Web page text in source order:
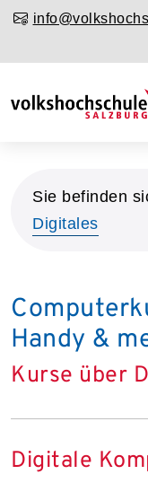
Sie befinden
Digitales
Handy &
Kurse über
Digitale